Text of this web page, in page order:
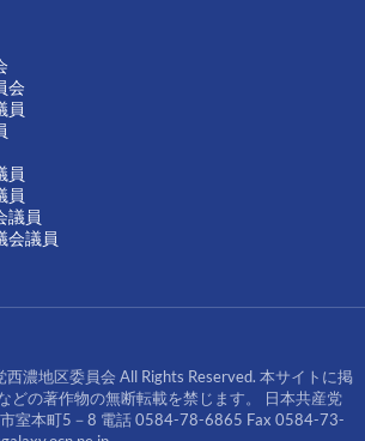
会
員
員
員
議員
会議員
濃地区委員会 All Rights Reserved. 本サイトに掲
どの著作物の無断転載を禁じます。 日本共産党
室本町5－8 電話 0584-78-6865 Fax 0584-73-